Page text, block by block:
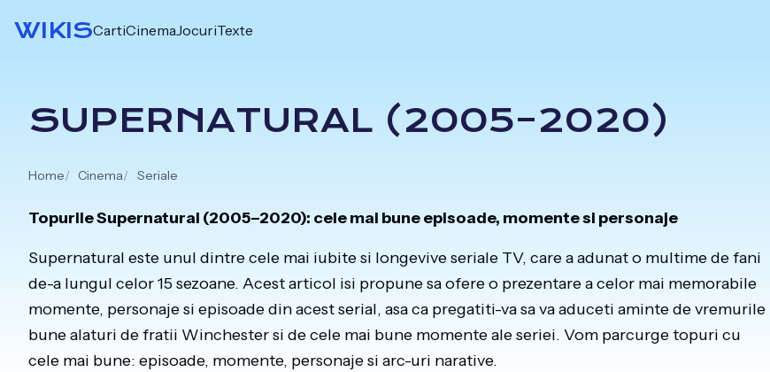
WIKISCartiCinemaJocuriTexte
SUPERNATURAL (2005–2020)
Home Cinema Seriale
Topurile Supernatural (2005–2020): cele mai bune episoade, momente si personaje
Supernatural este unul dintre cele mai iubite si longevive seriale TV, care a adunat o multime de fani
de-a lungul celor 15 sezoane. Acest articol isi propune sa ofere o prezentare a celor mai memorabile
momente, personaje si episoade din acest serial, asa ca pregatiti-va sa va aduceti aminte de vremurile
bune alaturi de fratii Winchester si de cele mai bune momente ale seriei. Vom parcurge topuri cu
cele mai bune: episoade, momente, personaje si arc-uri narative.